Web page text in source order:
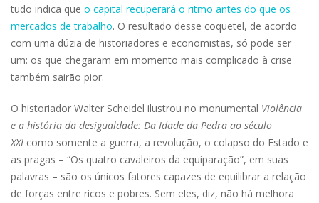
tudo indica que o capital recuperará o ritmo antes do que os
mercados de trabalho. O resultado desse coquetel, de acordo
com uma dúzia de historiadores e economistas, só pode ser
um: os que chegaram em momento mais complicado à crise
também sairão pior.
O historiador Walter Scheidel ilustrou no monumental Violência
e a história da desigualdade: Da Idade da Pedra ao século
XXI como somente a guerra, a revolução, o colapso do Estado e
as pragas – “Os quatro cavaleiros da equiparação”, em suas
palavras – são os únicos fatores capazes de equilibrar a relação
de forças entre ricos e pobres. Sem eles, diz, não há melhora